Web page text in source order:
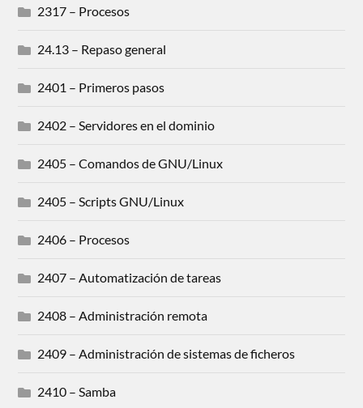
2317 – Procesos
24.13 – Repaso general
2401 – Primeros pasos
2402 – Servidores en el dominio
2405 – Comandos de GNU/Linux
2405 – Scripts GNU/Linux
2406 – Procesos
2407 – Automatización de tareas
2408 – Administración remota
2409 – Administración de sistemas de ficheros
2410 – Samba